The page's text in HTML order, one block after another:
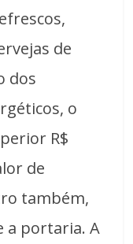
de
dos
o
R$
de
também,
a portaria. A